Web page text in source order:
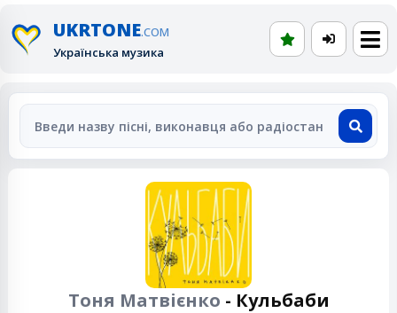
UKRTONE.COM
Українська музика
Тоня Матвієнко - Кульбаби